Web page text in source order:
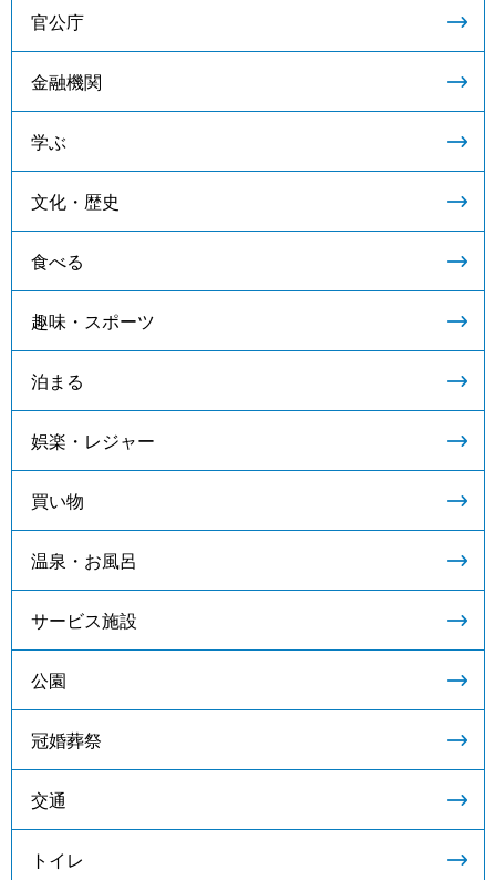
官公庁
金融機関
学ぶ
文化・歴史
食べる
趣味・スポーツ
泊まる
娯楽・レジャー
買い物
温泉・お風呂
サービス施設
公園
冠婚葬祭
交通
トイレ